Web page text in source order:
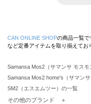
CAN ONLINE SHOPの商品一覧で
など定番アイテムを取り揃えてお
Samansa Mos2（サマンサ モスモ
Samansa Mos2 home's（サマン
SM2（エスエムツー）の一覧
TSUHARU by Samansa Mos2（
その他のブランド ＋